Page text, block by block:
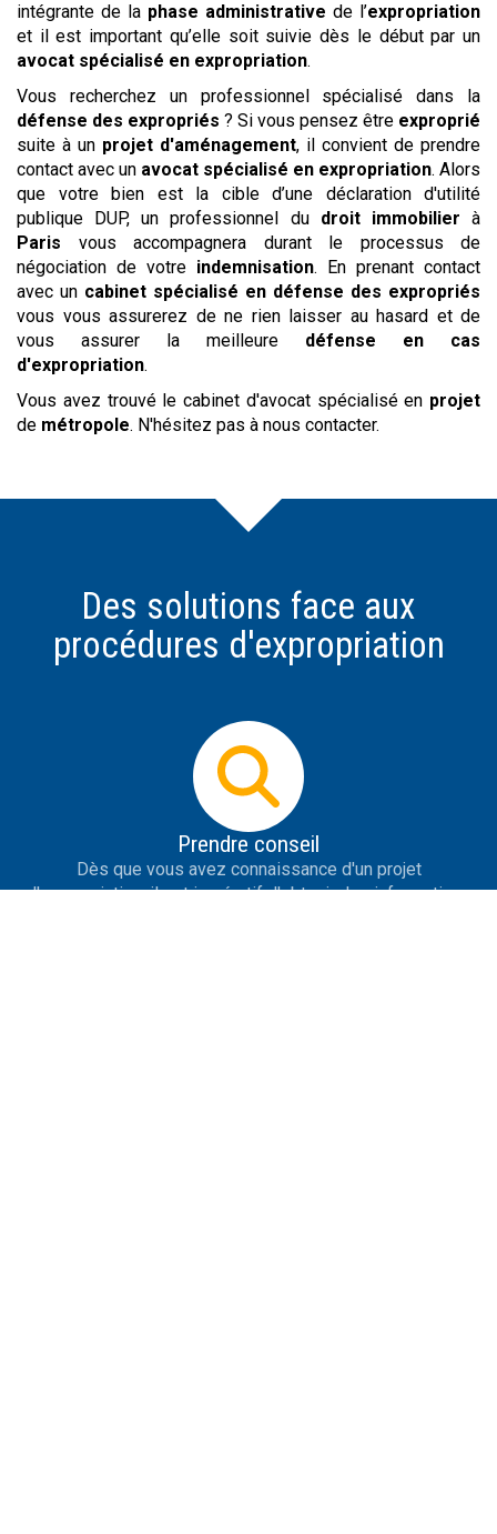
intégrante de la phase administrative de l’expropriation
et il est important qu’elle soit suivie dès le début par un
avocat spécialisé en expropriation.
Vous recherchez un professionnel spécialisé dans la
défense des expropriés ? Si vous pensez être exproprié
suite à un projet d'aménagement, il convient de prendre
contact avec un avocat spécialisé en expropriation. Alors
que votre bien est la cible d’une déclaration d'utilité
publique DUP, un professionnel du droit immobilier à
Paris vous accompagnera durant le processus de
négociation de votre indemnisation. En prenant contact
avec un cabinet spécialisé en défense des expropriés
vous vous assurerez de ne rien laisser au hasard et de
vous assurer la meilleure défense en cas
d'expropriation.
Vous avez trouvé le cabinet d'avocat spécialisé en projet
de métropole. N'hésitez pas à nous contacter.
Des solutions face aux
procédures d'expropriation
Prendre conseil
Dès que vous avez connaissance d'un projet
d'expropriation, il est impératif d'obtenir des informations